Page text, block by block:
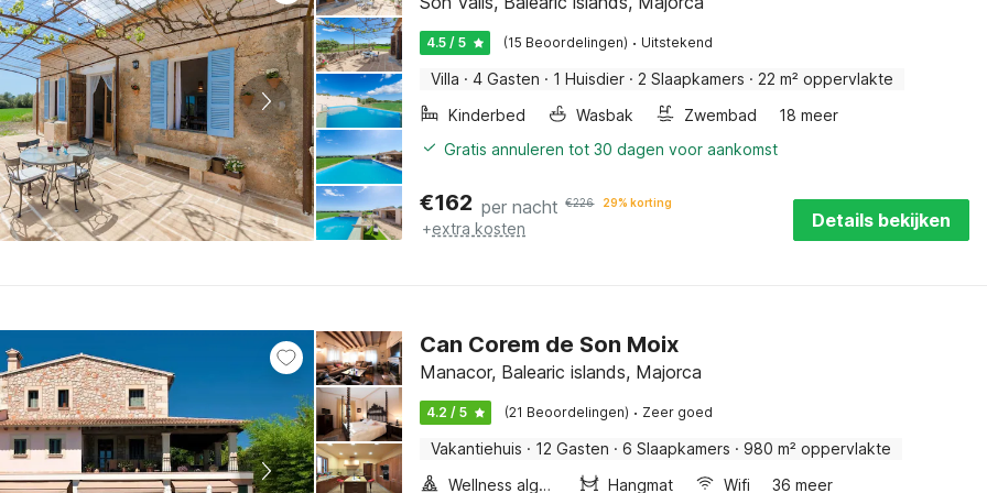
4.5 / 5 (15 Beoordelingen) · Uitstekend
Villa · 4 Gasten · 1 Huisdier · 2 Slaapkamers · 22 m² oppervlakte
Kinderbed
Wasbak Zwembad
18 meer
Gratis annuleren tot 30 dagen voor aankomst
€162 per nacht €226 29% korting
+extra kosten Details bekijken
Can Corem de Son Moix
Manacor, Balearic islands, Majorca
4.2 / 5 (21 Beoordelingen) · Zeer goed
Vakantiehuis · 12 Gasten · 6 Slaapkamers · 980 m² oppervlakte
Wellness algemeen
Hangmat Wifi 36 meer